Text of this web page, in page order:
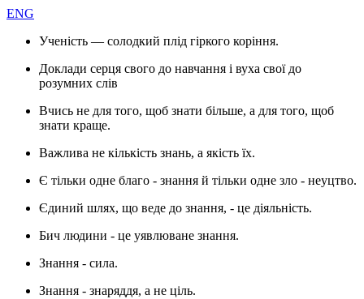
ENG
Ученість — солодкий плід гіркого коріння.
Доклади серця свого до навчання і вуха свої до
розумних слів
Вчись не для того, щоб знати більше, а для того, щоб
знати краще.
Важлива не кількість знань, а якість їх.
Є тільки одне благо - знання й тільки одне зло - неуцтво.
Єдиний шлях, що веде до знання, - це діяльність.
Бич людини - це уявлюване знання.
Знання - сила.
Знання - знаряддя, а не ціль.